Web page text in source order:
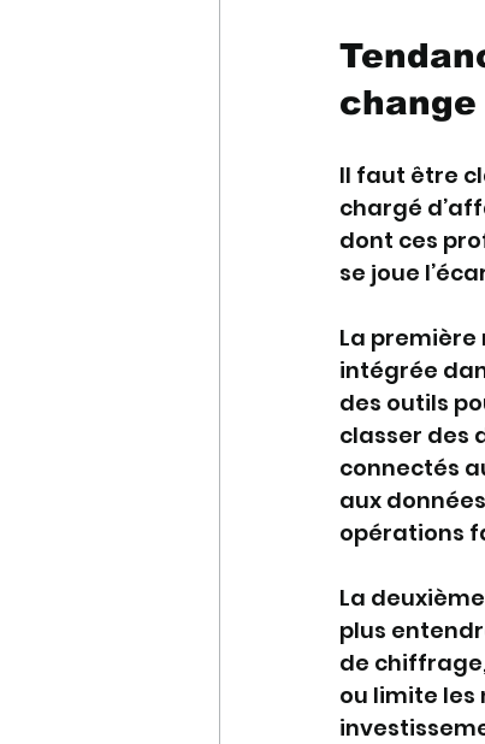
Il faut être
chargé
dont ces
se joue
La première
intégrée
des outils
classer des
connectés
aux
opérations
La
plus
de
ou limite les